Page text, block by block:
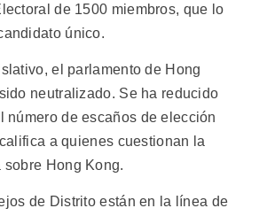
de 1500 miembros, que lo
único.
el parlamento de Hong
neutralizado. Se ha reducido
número de escaños de elección
a quienes cuestionan la
Hong Kong.
de Distrito están en la línea de